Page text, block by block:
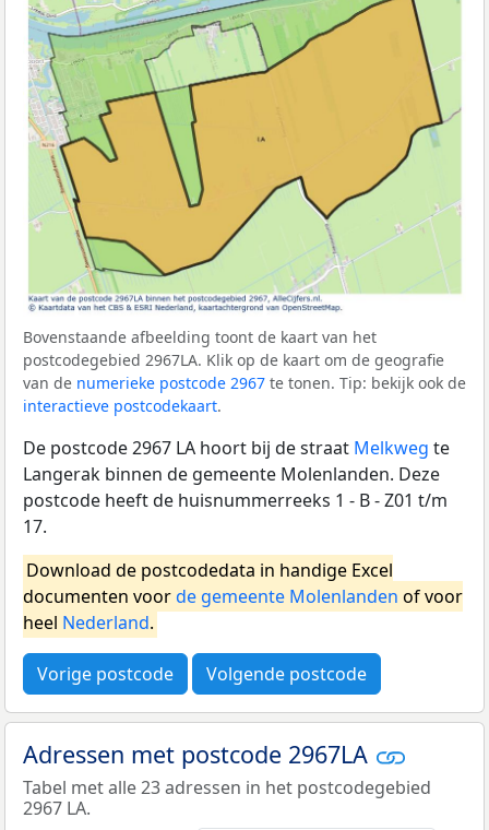
Bovenstaande afbeelding toont de kaart van het
postcodegebied 2967LA. Klik op de kaart om de geografie
van de numerieke postcode 2967 te tonen. Tip: bekijk ook de
interactieve postcodekaart.
De postcode 2967 LA hoort bij de straat Melkweg te
Langerak binnen de gemeente Molenlanden. Deze
postcode heeft de huisnummerreeks 1 - B - Z01 t/m
17.
Download de postcodedata in handige Excel
documenten voorde gemeente Molenlanden of voor
heel Nederland.
Vorige postcode Volgende postcode
Adressen met postcode 2967LA
Tabel met alle 23 adressen in het postcodegebied
2967 LA.